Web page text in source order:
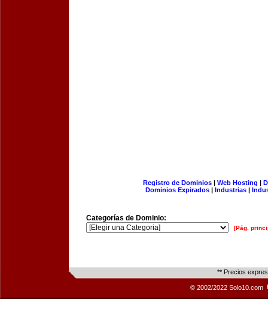
Registro de Dominios| Web Hosting |
Dominios Expirados | Industrias |
Categorías de Dominio:
[Pág.
** Precios
© 2002/2022 Solo10.com